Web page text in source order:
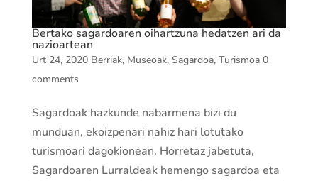
Bertako sagardoaren oihartzuna hedatzen ari da
nazioartean
Urt 24, 2020 Berriak, Museoak, Sagardoa, Turismoa 0
comments
Sagardoak hazkunde nabarmena bizi du
munduan, ekoizpenari nahiz hari lotutako
turismoari dagokionean. Horretaz jabetuta,
Sagardoaren Lurraldeak hemengo sagardoa eta